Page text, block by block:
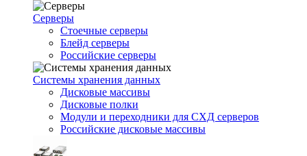
Серверы
Стоечные серверы
Блейд серверы
Российские серверы
Системы хранения данных
Дисковые массивы
Дисковые полки
Модули и переходники для СХД серверов
Российские дисковые массивы